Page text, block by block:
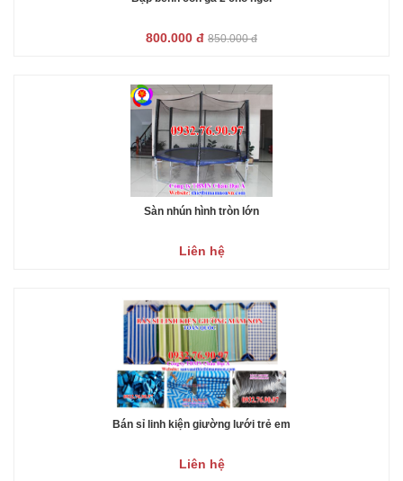
800.000 đ 850.000 đ
Sàn nhún hình tròn lớn
Liên hệ
Bán sỉ linh kiện giường lưới trẻ em
Liên hệ